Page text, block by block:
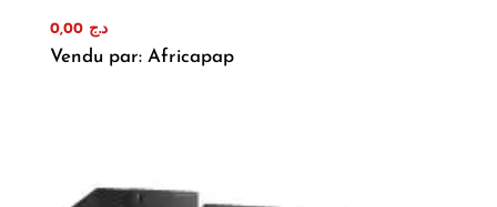
د.ج 0,00
Vendu par: Africapap